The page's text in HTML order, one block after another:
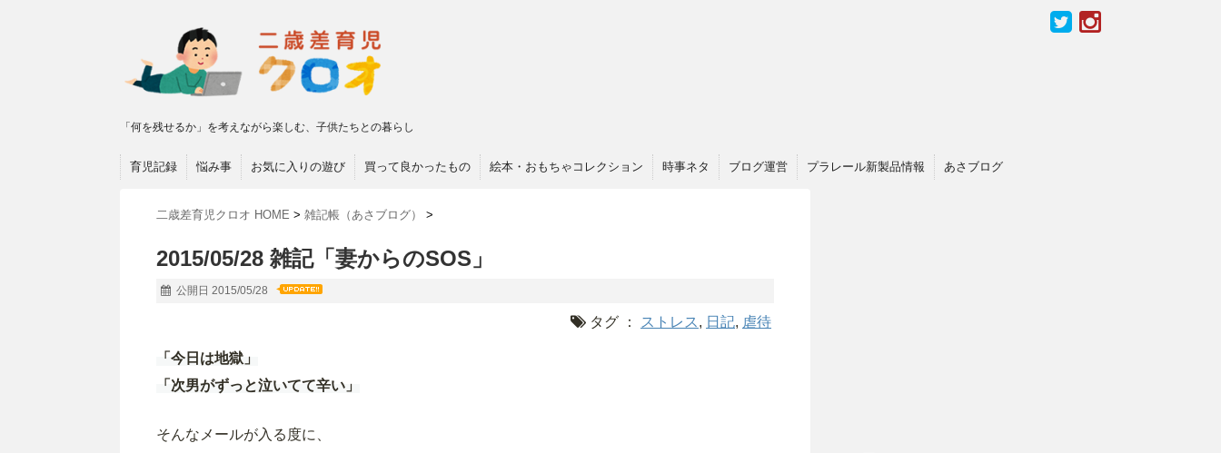
「何を残せるか」を考えながら楽しむ、子供たちとの暮らし
育児記録 悩み事 お気に入りの遊び 買って良かったもの 絵本・おもちゃコレクション 時事ネタ ブログ運営 プラレール新製品情報 あさブログ
二歳差育児クロオ HOME > 雑記帳（あさブログ） >
2015/05/28 雑記「妻からのSOS」
公開日 2015/05/28
タグ ： ストレス , 日記, 虐待
「今日は地獄」
「次男がずっと泣いてて辛い」
そんなメールが入る度に、